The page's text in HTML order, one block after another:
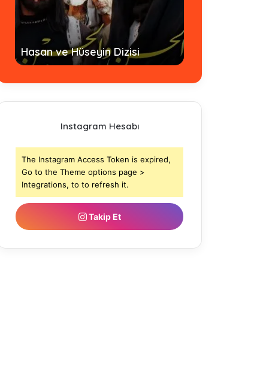
Hasan ve Hüseyin Dizisi
Instagram Hesabı
The Instagram Access Token is expired,
Go to the Theme options page >
Integrations, to to refresh it.
Takip Et